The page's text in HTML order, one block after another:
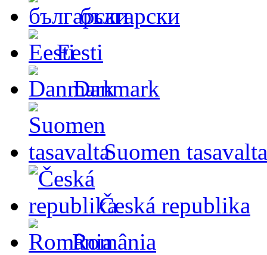
български
Eesti
Danmark
Suomen tasavalta
Česká republika
România